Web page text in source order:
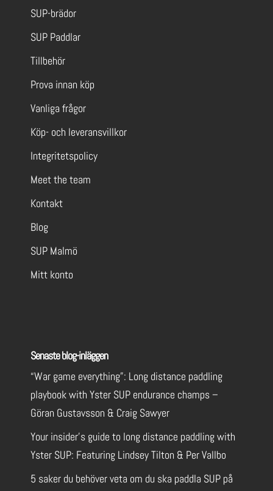
SUP-brädor
SUP Paddlar
Tillbehör
Prova innan köp
Vanliga frågor
Köp- och leveransvillkor
Integritetspolicy
Meet the team
Kontakt
Blog
SUP Malmö
Mitt konto
Senaste blog-inläggen
“War game everything”: Long distance paddling
playbook with Yster SUP endurance champs –
Göran Gustavsson & Craig Sawyer
Your insider’s guide to long distance paddling with
Yster SUP: Featuring Lindsey Tilton & Per Vallbo
5 saker du behöver veta om du ska paddla SUP på